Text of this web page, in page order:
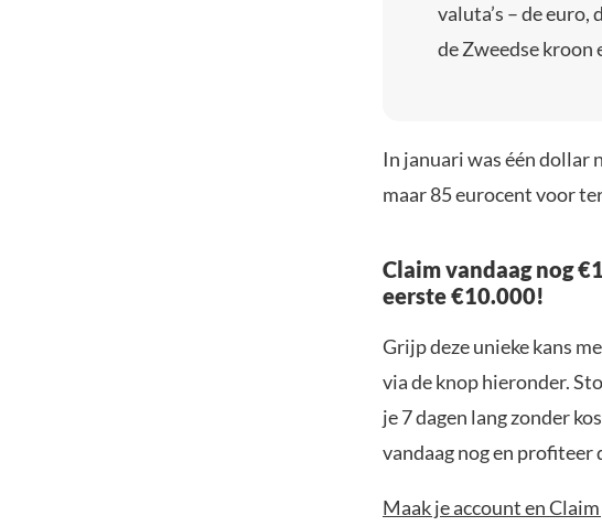
valuta’s – de euro,
de Zweedse kroon
In januari was één dollar
maar 85 eurocent voor
Claim vandaag nog
eerste €10.000!
Grijp deze unieke kans
via de knop hieronder.
je 7 dagen lang zonder
vandaag nog en
Maak je account en